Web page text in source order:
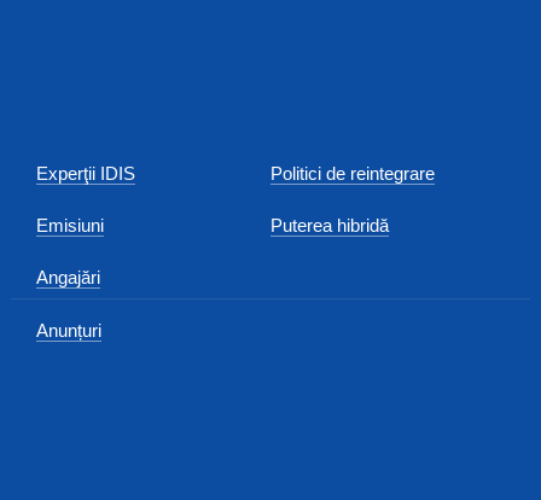
Experţii IDIS
Emisiuni
Angajări
Anunțuri
Politici de reintegrare
Puterea hibridă